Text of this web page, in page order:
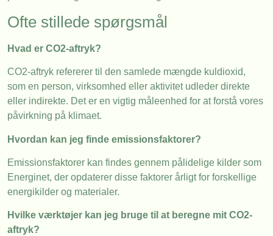
Ofte stillede spørgsmål
Hvad er CO2-aftryk?
CO2-aftryk refererer til den samlede mængde kuldioxid,
som en person, virksomhed eller aktivitet udleder direkte
eller indirekte. Det er en vigtig måleenhed for at forstå vores
påvirkning på klimaet.
Hvordan kan jeg finde emissionsfaktorer?
Emissionsfaktorer kan findes gennem pålidelige kilder som
Energinet, der opdaterer disse faktorer årligt for forskellige
energikilder og materialer.
Hvilke værktøjer kan jeg bruge til at beregne mit CO2-
aftryk?